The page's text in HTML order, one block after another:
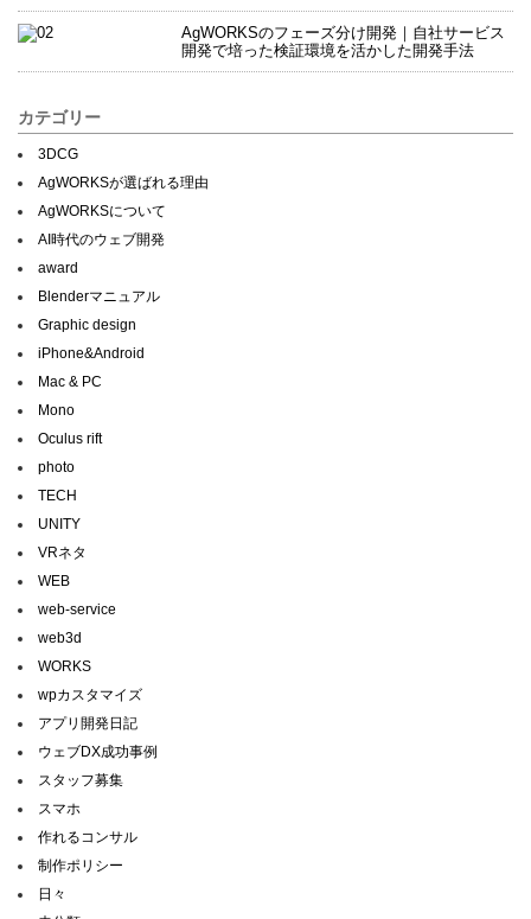
AgWORKSのフェーズ分け開発｜自社サービス
開発で培った検証環境を活かした開発手法
カテゴリー
3DCG
AgWORKSが選ばれる理由
AgWORKSについて
AI時代のウェブ開発
award
Blenderマニュアル
Graphic design
iPhone&Android
Mac & PC
Mono
Oculus rift
photo
TECH
UNITY
VRネタ
WEB
web-service
web3d
WORKS
wpカスタマイズ
アプリ開発日記
ウェブDX成功事例
スタッフ募集
スマホ
作れるコンサル
制作ポリシー
日々